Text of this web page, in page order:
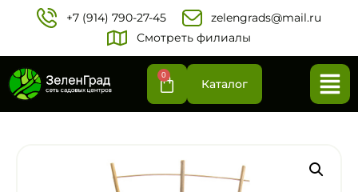
+7 (914) 790-27-45‬
zelengrads@mail.ru
Смотреть филиалы
0
Каталог